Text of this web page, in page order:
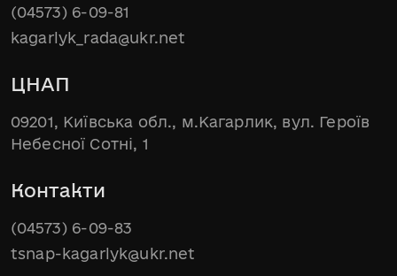
(04573) 6-09-81
kagarlyk_rada@ukr.net
ЦНАП
09201, Київська обл., м.Кагарлик, вул. Героїв
Небесної Сотні, 1
Контакти
(04573) 6-09-83
tsnap-kagarlyk@ukr.net